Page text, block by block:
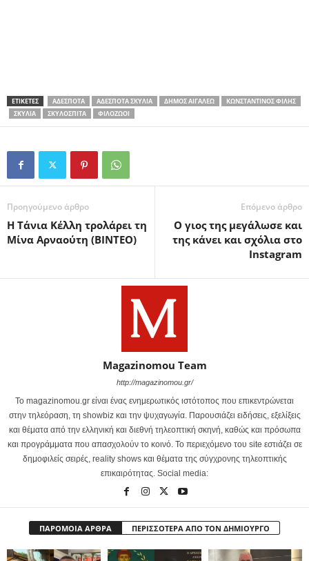
ΕΤΙΚΕΤΕΣ ΑΔΈΣΠΟΤΑ ΑΔΈΣΠΟΤΑ ΣΚΥΛΙΆ ΔΉΜΟΣ ΑΙΓΆΛΕΩ
ΚΩΝΣΤΑΝΤΊΝΟΣ ΦΊΛΗΣ
ΣΚΥΛΙΆ
ΣΚΥΛΌΣΠΙΤΑ ΦΙΛΌΖΩΟΙ
Προηγούμενο άρθρο
Η Τάνια Κέλλη τρολάρει τη
Μίνα Αρναούτη (ΒΙΝΤΕΟ)
Επόμενο άρθρο
Ο γιος της μεγάλωσε και
της κάνει και σχόλια στο
Instagram
Magazinomou Team
http://magazinomou.gr/
Το magazinomou.gr είναι ένας ενημερωτικός ιστότοπος που επικεντρώνεται
στην τηλεόραση, τη showbiz και την ψυχαγωγία. Παρουσιάζει ειδήσεις, εξελίξεις
και θέματα από την ελληνική και διεθνή τηλεοπτική σκηνή, καθώς και πρόσωπα
και προγράμματα που απασχολούν το κοινό. Το περιεχόμενο του site εστιάζει σε
δημοφιλείς σειρές, reality shows και θέματα της σύγχρονης τηλεοπτικής
επικαιρότητας. Social media:
ΠΑΡΟΜΟΙΑ ΑΡΘΡΑ ΠΕΡΙΣΣΟΤΕΡΑ ΑΠΟ ΤΟΝ ΔΗΜΙΟΥΡΓΟ